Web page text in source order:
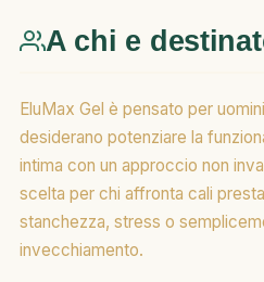
A chi e
EluMax Gel è pensato per
desiderano potenziare la
intima con un approccio non
scelta per chi affronta cali
stanchezza, stress o
invecchiamento.